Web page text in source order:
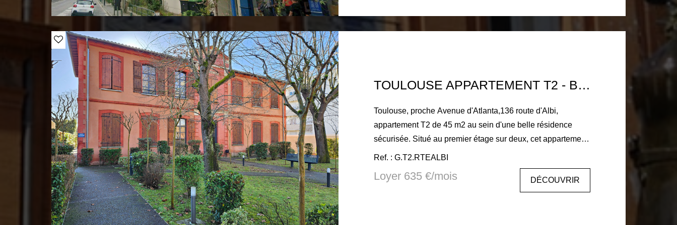
TTC à la charge du locataire 1170€ dont 270€ d'honoraires
d'état des lieux.
TOULOUSE APPARTEMENT T2 - BALCON - PARKING
Toulouse, proche Avenue d'Atlanta,136 route d'Albi,
appartement T2 de 45 m2 au sein d'une belle résidence
sécurisée. Situé au premier étage sur deux, cet appartement
comprend une entrée, une salle de bain, wc séparé, une
chambre, une belle pièce de vie avec coin cuisine et balcon.
Appartement en très bon état. Branchement machine à laver
et lave vaisselle. Place de parking en sous sol. Libre le 3
Ref. : G.T2.RTEALBI
Loyer 635 €/mois DÉCOUVRIR